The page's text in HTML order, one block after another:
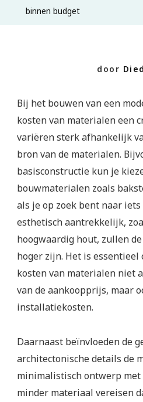
binnen budget
door
Bij het bouwen van een
kosten van materialen een
variëren sterk afhankelijk
bron van de materialen.
basisconstructie kun je
bouwmaterialen zoals
als je op zoek bent naar
esthetisch aantrekkelijk,
hoogwaardig hout, zullen
hoger zijn. Het is
kosten van materialen niet
van de aankoopprijs, maar
installatiekosten.
Daarnaast beïnvloeden de
architectonische details de
minimalistisch ontwerp
minder materiaal vereisen